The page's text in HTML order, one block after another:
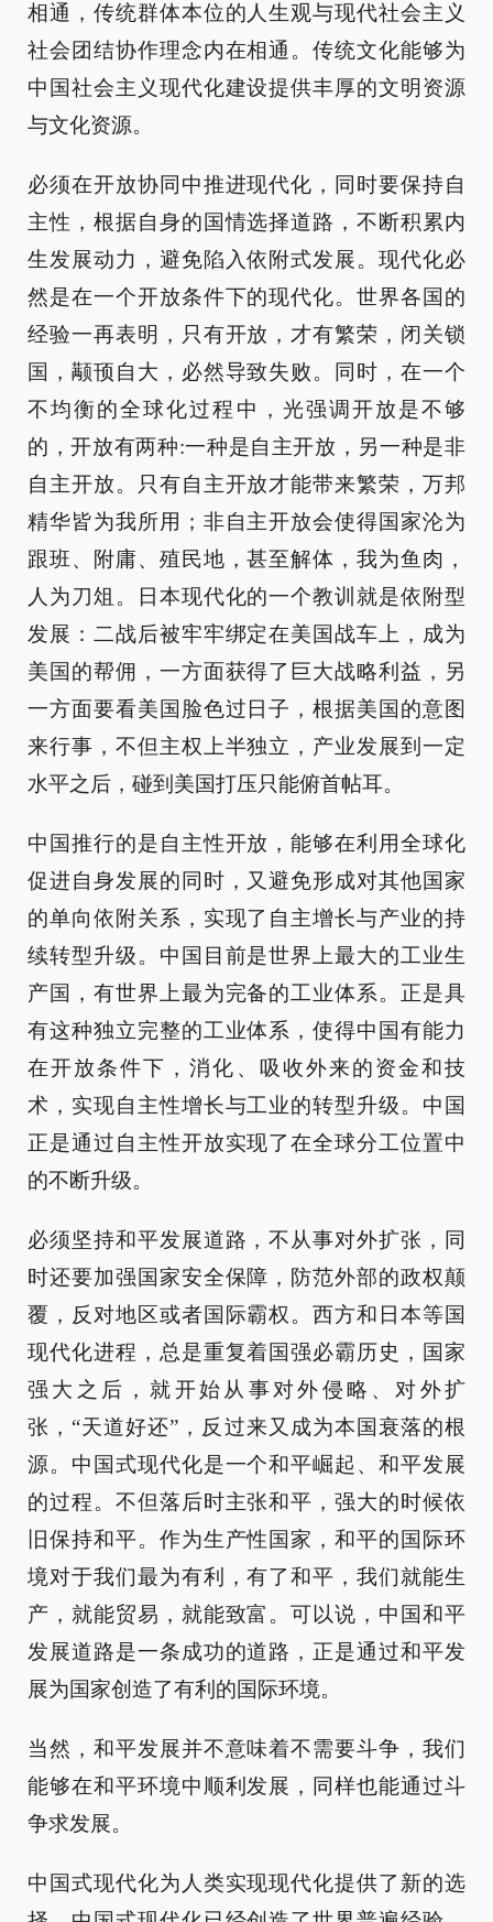
相通，传统群体本位的人生观与现代社会主义
社会团结协作理念内在相通。传统文化能够为
中国社会主义现代化建设提供丰厚的文明资源
与文化资源。
必须在开放协同中推进现代化，同时要保持自
主性，根据自身的国情选择道路，不断积累内
生发展动力，避免陷入依附式发展。现代化必
然是在一个开放条件下的现代化。世界各国的
经验一再表明，只有开放，才有繁荣，闭关锁
国，颟顸自大，必然导致失败。同时，在一个
不均衡的全球化过程中，光强调开放是不够
的，开放有两种:一种是自主开放，另一种是非
自主开放。只有自主开放才能带来繁荣，万邦
精华皆为我所用；非自主开放会使得国家沦为
跟班、附庸、殖民地，甚至解体，我为鱼肉，
人为刀俎。日本现代化的一个教训就是依附型
发展：二战后被牢牢绑定在美国战车上，成为
美国的帮佣，一方面获得了巨大战略利益，另
一方面要看美国脸色过日子，根据美国的意图
来行事，不但主权上半独立，产业发展到一定
水平之后，碰到美国打压只能俯首帖耳。
中国推行的是自主性开放，能够在利用全球化
促进自身发展的同时，又避免形成对其他国家
的单向依附关系，实现了自主增长与产业的持
续转型升级。中国目前是世界上最大的工业生
产国，有世界上最为完备的工业体系。正是具
有这种独立完整的工业体系，使得中国有能力
在开放条件下，消化、吸收外来的资金和技
术，实现自主性增长与工业的转型升级。中国
正是通过自主性开放实现了在全球分工位置中
的不断升级。
必须坚持和平发展道路，不从事对外扩张，同
时还要加强国家安全保障，防范外部的政权颠
覆，反对地区或者国际霸权。西方和日本等国
现代化进程，总是重复着国强必霸历史，国家
强大之后，就开始从事对外侵略、对外扩
张，“天道好还”，反过来又成为本国衰落的根
源。中国式现代化是一个和平崛起、和平发展
的过程。不但落后时主张和平，强大的时候依
旧保持和平。作为生产性国家，和平的国际环
境对于我们最为有利，有了和平，我们就能生
产，就能贸易，就能致富。可以说，中国和平
发展道路是一条成功的道路，正是通过和平发
展为国家创造了有利的国际环境。
当然，和平发展并不意味着不需要斗争，我们
能够在和平环境中顺利发展，同样也能通过斗
争求发展。
中国式现代化为人类实现现代化提供了新的选